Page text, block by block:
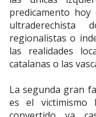
predicamento
ultraderechista
regionalistas o
las realidades
catalanas o las
La segunda gran
es el victimismo